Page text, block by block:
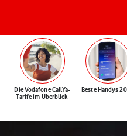
Die Vodafone CallYa-
Tarife im Überblick
Beste Handys